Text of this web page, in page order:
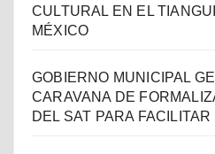
CULTURAL EN EL
MÉXICO
GOBIERNO MUNICIPAL
CARAVANA DE
DEL SAT PARA